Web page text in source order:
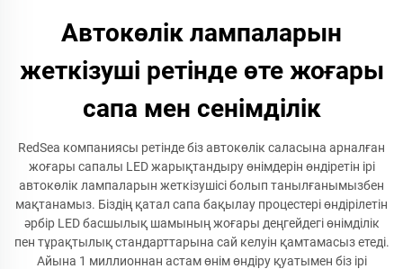
Автокөлік лампаларын
жеткізуші ретінде өте жоғары
сапа мен сенімділік
RedSea компаниясы ретінде біз автокөлік саласына арналған
жоғары сапалы LED жарықтандыру өнімдерін өндіретін ірі
автокөлік лампаларын жеткізушісі болып танылғанымызбен
мақтанамыз. Біздің қатал сапа бақылау процестері өндірілетін
әрбір LED басшылық шамының жоғары деңгейдегі өнімділік
пен тұрақтылық стандарттарына сай келуін қамтамасыз етеді.
Айына 1 миллионнан астам өнім өндіру қуатымен біз ірі